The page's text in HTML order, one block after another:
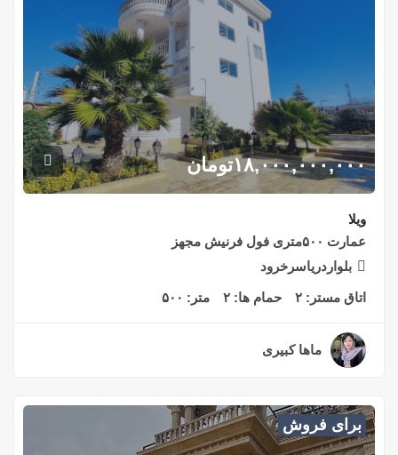
۱۸,۰۰۰,۰۰۰,۰۰۰تومان
ویلا
عمارت ۵۰۰متری فول فرنیش مجهز
بلواردریاسرخرود
اتاق مستر: ۲ حمام ها: ۲ متر: ۵۰۰
ماها کبیری
برای فروش